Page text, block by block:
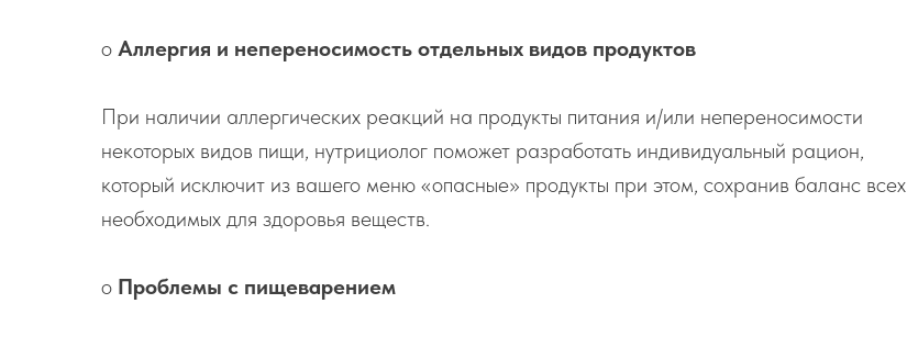
o Аллергия и непереносимость отдельных видов продуктов
При наличии аллергических реакций на продукты питания и/или непереносимости
некоторых видов пищи, нутрициолог поможет разработать индивидуальный рацион,
который исключит из вашего меню «опасные» продукты при этом, сохранив баланс всех
необходимых для здоровья веществ.
o Проблемы с пищеварением